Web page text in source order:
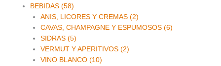
BEBIDAS (58)
ANIS, LICORES Y CREMAS (2)
CAVAS, CHAMPAGNE Y ESPUMOSOS (6)
SIDRAS (5)
VERMUT Y APERITIVOS (2)
VINO BLANCO (10)